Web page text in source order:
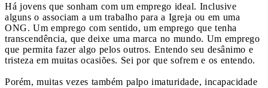
Há jovens que sonham com um emprego ideal. Inclusive
alguns o associam a um trabalho para a Igreja ou em uma
ONG. Um emprego com sentido, um emprego que tenha
transcendência, que deixe uma marca no mundo. Um emprego
que permita fazer algo pelos outros. Entendo seu desânimo e
tristeza em muitas ocasiões. Sei por que sofrem e os entendo.
Porém, muitas vezes também palpo imaturidade, incapacidade